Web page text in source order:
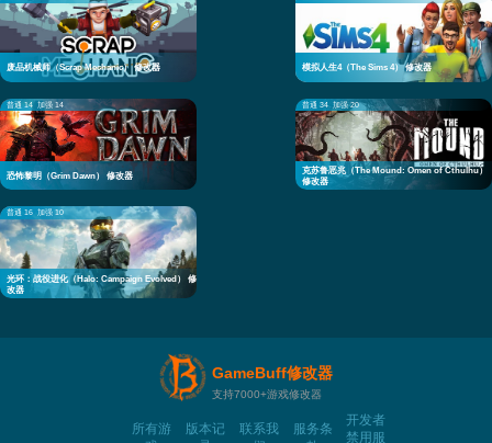
废品机械师（Scrap Mechanic） 修改器 模拟人生4（The Sims 4） 修改器
普通 14 加强 14
恐怖黎明（Grim Dawn） 修改器
普通 34 加强 20
克苏鲁恶兆（The Mound: Omen of Cthulhu）
修改器
普通 16 加强 10
光环：战役进化（Halo: Campaign Evolved） 修
改器
GameBuff修改器
支持7000+游戏修改器
所有游
版本记
联系我
服务条
开发者
禁用服